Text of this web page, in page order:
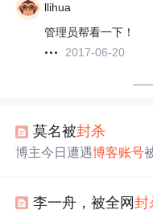
llihua
管理员帮看一下！
2017-06-20
莫名被封杀
博主今日遭遇博客账号
李一舟，被全网封